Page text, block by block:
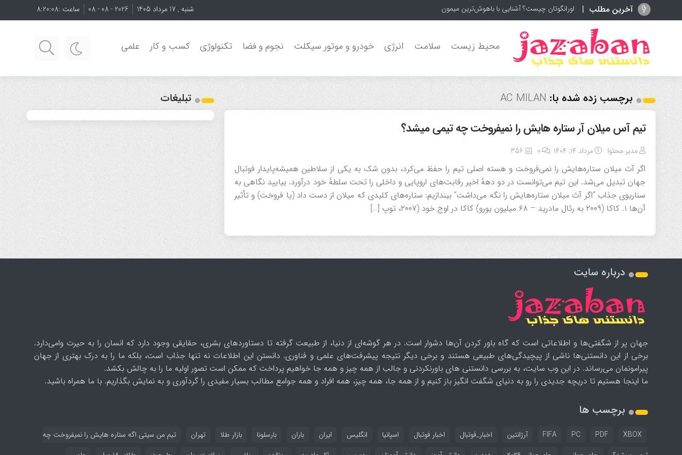
آخرین مطلب اورانگوتان چیست؟ آشنایی با باهوش‌ترین میمون جنگل‌ها شنبه , 17 مرداد 1405 2026 - 08 - 08 ساعت :8:20:09
محیط زیست سلامت انرژی خودرو و موتور سیکلت نجوم و فضا تکنولوژی کسب و کار علمی
برچسب زده شده با:AC MILAN
تیم آس میلان آر ستاره هایش را نمیفروخت چه تیمی میشد؟
مدیر محتوا مرداد ۱۴, ۱۴۰۴ 0
356
اگر آث میلان ستاره‌هایش را نمی‌فروخت و هسته اصلی تیم را حفظ می‌کرد، بدون شک به یکی از سلاطین همیشه‌پایدار فوتبال
جهان تبدیل می‌شد. این تیم می‌توانست در دو دههٔ اخیر رقابت‌های اروپایی و داخلی را تحت سلطهٔ خود درآورد. بیایید نگاهی به
سناریوی جذاب “اگر آث میلان ستاره‌هایش را نگه می‌داشت” بیندازیم: ستاره‌های کلیدی که میلان از دست داد (یا فروخت) و تأثیر
آن‌ها ۱. کاکا (۲۰۰۹ به رئال مادرید – ۶۸ میلیون یورو) کاکا در اوج خود (۲۰۰۷، توپ […]
تبلیغات
درباره سایت
جهان پر از شگفتی‌ها و اطلاعاتی است که گاه باور کردن آن‌ها دشوار است. در هر گوشه‌ای از دنیا، از طبیعت گرفته تا دستاوردهای بشری، حقایقی وجود دارد که انسان را به حیرت وامی‌دارد.
برخی از این دانستنی‌ها ناشی از پیچیدگی‌های طبیعی هستند و برخی دیگر نتیجه پیشرفت‌های علمی و فناوری. دانستن این اطلاعات نه تنها جذاب است، بلکه ما را به درک بهتری از جهان
پیرامونمان می‌رساند. در این وب سایت، به بررسی دانستنی های باورنکردنی و جالب از همه چیز و همه جا خواهیم پرداخت که ممکن است تصور اولیه ما را به چالش بکشد.
ما اینجا هستیم تا دریچه جدیدی را رو به دنیای شگفت انگیز باز کنیم و از همه جا، همه چیز، همه افراد و همه جوامع مطالب بسیار مفیدی را گردآوری و به نمایش بگذاریم. با ما همراه باشید.
برچسب ها
FIFA PC PDF XBOX آرژانتین اخبار_فوتبال اخبار فوتبال اسپانیا انگلیس ایران باران بارسلونا بازار طلا تهران
تیم من سیتی اگه ستاره هایش را نمیفروخت چه